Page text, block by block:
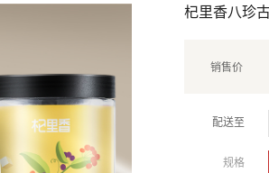
杞里香八珍
销售价
配送至
规格